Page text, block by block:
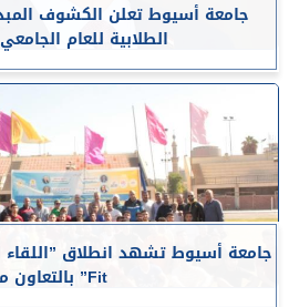
جامعة أسيوط تعلن الكشوف
الطلابية للعام الجامعي 2024 /2025
Fit” بالتعاون مع...